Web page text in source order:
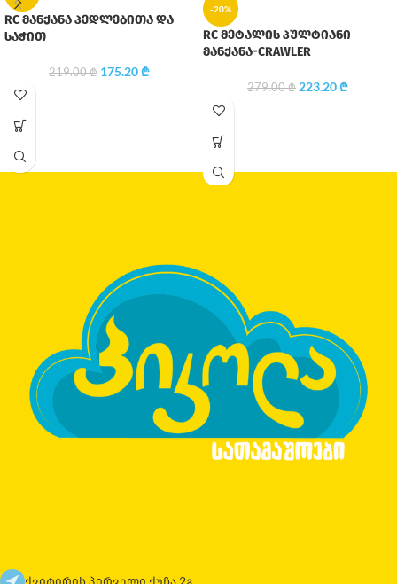
RC მანქანა პედლებითა და
საჭით
219.00₾ 175.20₾
-20%
RC მეტალის პულტიანი
მანქანა-CRAWLER
279.00₾ 223.20₾